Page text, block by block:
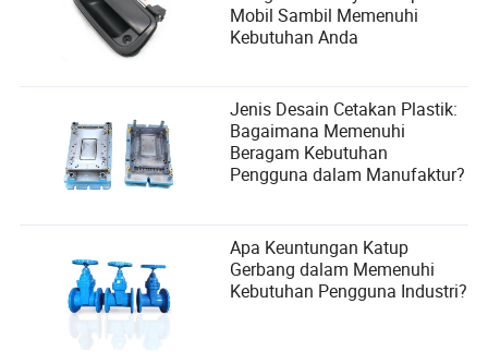
Mobil Sambil Memenuhi
Kebutuhan Anda
Jenis Desain Cetakan Plastik:
Bagaimana Memenuhi
Beragam Kebutuhan
Pengguna dalam Manufaktur?
Apa Keuntungan Katup
Gerbang dalam Memenuhi
Kebutuhan Pengguna Industri?